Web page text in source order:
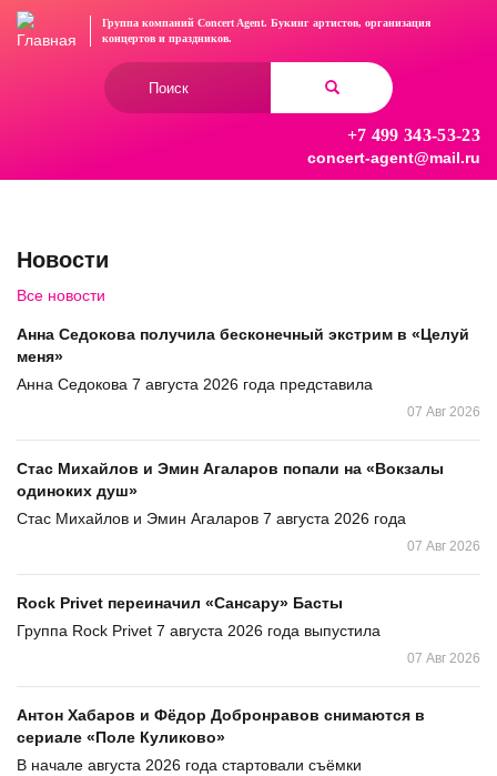
Перейти
Группа компаний Concert Agent. Букинг артистов, организация
концертови праздников.
+7 499 343-53-23
concert-agent@mail.ru
Новости
Все новости
Анна Седокова получила бесконечный экстрим в «Целуй
меня»
Анна Седокова 7 августа 2026 года представила
07 Авг 2026
Стас Михайлов и Эмин Агаларов попали на «Вокзалы
одиноких душ»
Стас Михайлов и Эмин Агаларов 7 августа 2026 года
07 Авг 2026
Rock Privet переиначил «Сансару» Басты
Группа Rock Privet 7 августа 2026 года выпустила
07 Авг 2026
Антон Хабаров и Фёдор Добронравов снимаются в
сериале «Поле Куликово»
В начале августа 2026 года стартовали съёмки